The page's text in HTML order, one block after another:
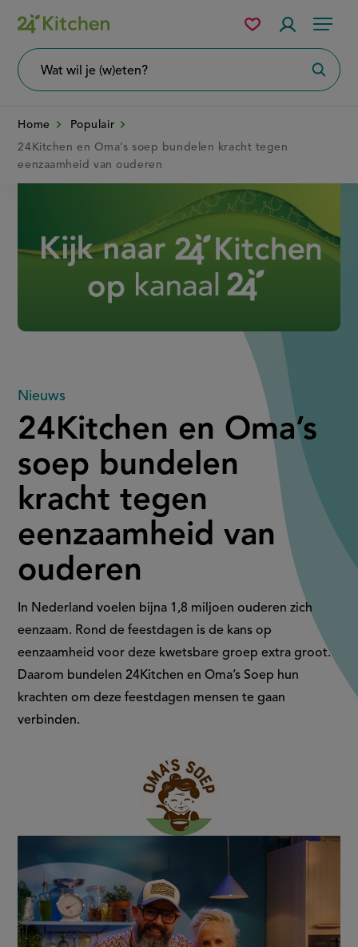
Overslaan
en
naar
Menu
wil
Mijn
bewaarde
Home
Populair
24Kitchen en Oma’s soep bundelen kracht tegen
eenzaamheid van ouderen
24Kitchen
en
Oma’s
soep
bundelen
kracht
tegen
eenzaamheid
van
ouderen
Nieuws
24Kitchen en Oma’s
soep bundelen
kracht tegen
eenzaamheid van
ouderen
In Nederland voelen bijna 1,8 miljoen ouderen zich
eenzaam. Rond de feestdagen is de kans op
eenzaamheid voor deze kwetsbare groep extra groot.
Daarom bundelen 24Kitchen en Oma’s Soep hun
krachten om deze feestdagen mensen te gaan
verbinden.
Aangeboden
door: